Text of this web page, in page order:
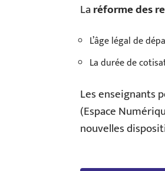
Laréforme des
L’âge légal de
La durée de
Les enseignants
(Espace
nouvelles